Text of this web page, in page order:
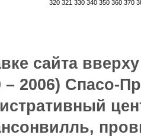
320 321 330 340 350 360 370
сайта
– 2006) Спасо-